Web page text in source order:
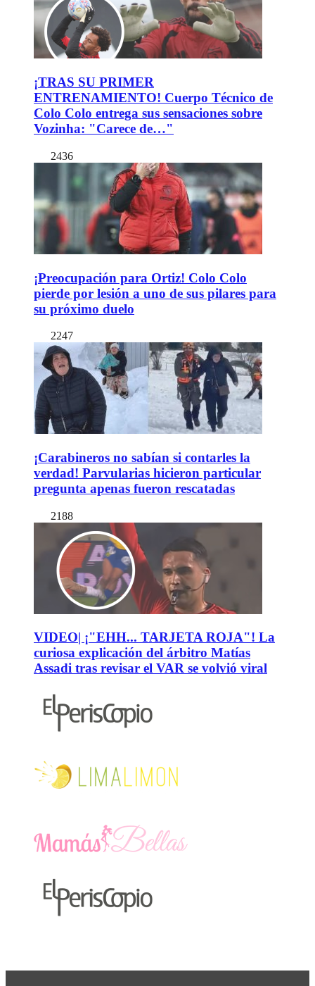
¡TRAS SU PRIMER
ENTRENAMIENTO! Cuerpo Técnico de
Colo Colo entrega sus sensaciones sobre
Vozinha: "Carece de…"
2436
¡Preocupación para Ortiz! Colo Colo
pierde por lesión a uno de sus pilares para
su próximo duelo
2247
¡Carabineros no sabían si contarles la
verdad! Parvularias hicieron particular
pregunta apenas fueron rescatadas
2188
VIDEO| ¡"EHH... TARJETA ROJA"! La
curiosa explicación del árbitro Matías
Assadi tras revisar el VAR se volvió viral